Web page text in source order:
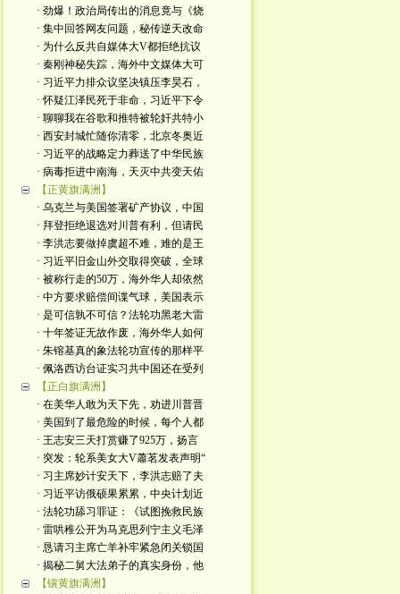
· 劲爆！政治局传出的消息竟与《烧
· 集中回答网友问题，秘传逆天改命
· 为什么反共自媒体大V都拒绝抗议
· 秦刚神秘失踪，海外中文媒体大可
· 习近平力排众议坚决镇压李昊石，
· 怀疑江泽民死于非命，习近平下令
· 聊聊我在谷歌和推特被轮奸共特小
· 西安封城忙随你清零，北京冬奥近
· 习近平的战略定力葬送了中华民族
· 病毒拒进中南海，天灭中共变天佑
【正黄旗满洲】
· 乌克兰与美国签署矿产协议，中国
· 拜登拒绝退选对川普有利，但请民
· 李洪志要做掉虞超不难，难的是王
· 习近平旧金山外交取得突破，全球
· 被称行走的50万，海外华人却依然
· 中方要求赔偿间谍气球，美国表示
· 是可信孰不可信？法轮功黑老大雷
· 十年签证无故作废，海外华人如何
· 朱镕基真的象法轮功宣传的那样平
· 佩洛西访台证实习共中国还在受列
【正白旗满洲】
· 在美华人敢为天下先，劝进川普晋
· 美国到了最危险的时候，每个人都
· 王志安三天打赏赚了925万，扬言
· 突发：轮系美女大V蕭茗发表声明“
· 习主席妙计安天下，李洪志赔了夫
· 习近平访俄硕果累累，中央计划近
· 法轮功舔习罪证：《试图挽救民族
· 雷哄稚公开为马克思列宁主义毛泽
· 恳请习主席亡羊补牢紧急闭关锁国
· 揭秘二舅大法弟子的真实身份，他
【镶黄旗满洲】